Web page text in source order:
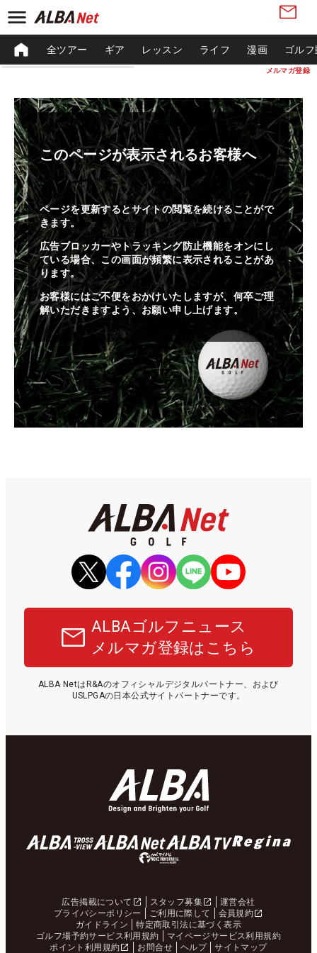
メルマガ登録
全ツアー ギア レッスン ライフ 漫画 ゴル
このページが表示されるお客様へ
ページを更新するとサイトの閲覧を続けることがで
きます。
広告ブロッカーやトラッキング防止機能をオンにし
ている場合、この画面が頻繁に表示されることがあ
ります。
お客様にはご不便をおかけいたしますが、何卒ご理
解いただきますよう、お願い申し上げます。
ALBAゴルフニュース
メルマガ登録はこちら
ALBA NetはR&Aのオフィシャルデジタルパートナー、および
USLPGAの日本公式サイトパートナーです。
広告掲載について スタッフ募集
運営会社
プライバシーポリシー
ご利用に際して
会員規約
ガイドライン
特定商取引法に基づく表示
ゴルフ場予約サービス利用規約
マイページサービス利用規約
ポイント利用規約
お問合せ ヘルプ サイトマップ